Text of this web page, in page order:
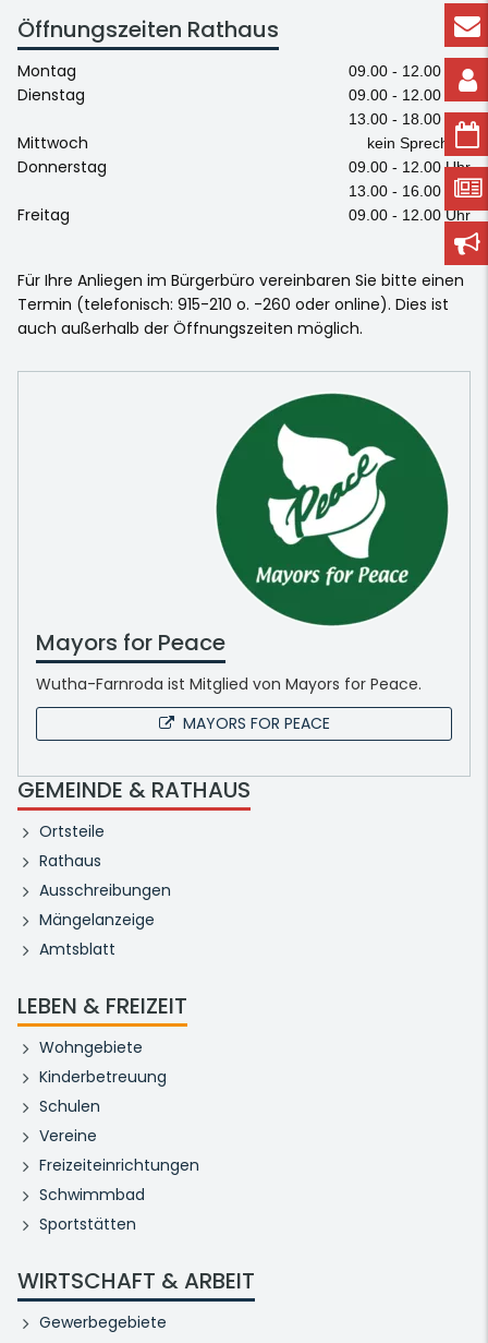
Öffnungszeiten Rathaus
Montag 09.00 - 12.00 Uhr
Dienstag
09.00 - 12.00 Uhr
13.00 - 18.00 Uhr
Mittwoch kein Sprechtag
Donnerstag
09.00 - 12.00 Uhr
13.00 - 16.00 Uhr
Freitag 09.00 - 12.00 Uhr
Für Ihre Anliegen im Bürgerbüro vereinbaren Sie bitte einen
Termin (telefonisch: 915-210 o. -260 oder online). Dies ist
auch außerhalb der Öffnungszeiten möglich.
Mayors for Peace
Wutha-Farnroda ist Mitglied von Mayors for Peace.
MAYORS FOR PEACE
GEMEINDE & RATHAUS
Ortsteile
Rathaus
Ausschreibungen
Mängelanzeige
Amtsblatt
LEBEN & FREIZEIT
Wohngebiete
Kinderbetreuung
Schulen
Vereine
Freizeiteinrichtungen
Schwimmbad
Sportstätten
WIRTSCHAFT & ARBEIT
Gewerbegebiete